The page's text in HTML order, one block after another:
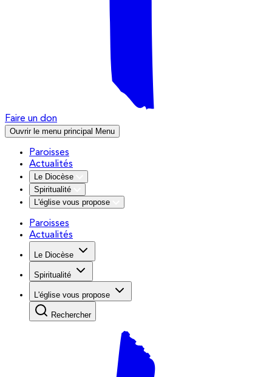
Faire un don
Ouvrir le menu principal Menu
Paroisses
Actualités
Le Diocèse
Spiritualité
L'église vous propose
Paroisses
Actualités
Le Diocèse
Spiritualité
L'église vous propose
Rechercher